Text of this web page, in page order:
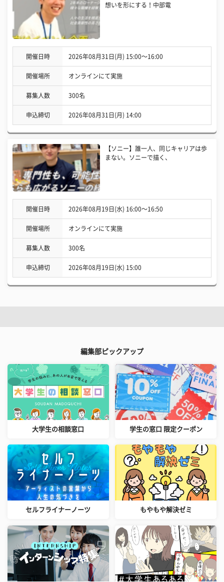
想いを形にする！中部電
開催日時 2026年08月31日(月) 15:00〜16:00
開催場所 オンラインにて実施
募集人数 300名
申込締切 2026年08月31日(月) 14:00
【ソニー】誰一人、同じキャリアは歩
まない。ソニーで描く、
開催日時 2026年08月19日(水) 16:00〜16:50
開催場所 オンラインにて実施
募集人数 300名
申込締切 2026年08月19日(水) 15:00
編集部ピックアップ
大学生の相談窓口 学生の窓口 限定クーポン
セルフライナーノーツ もやもや解決ゼミ